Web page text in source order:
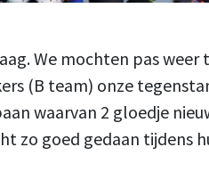
We mochten pas weer
(B team) onze
waarvan 2 gloedje
zo goed gedaan tijdens